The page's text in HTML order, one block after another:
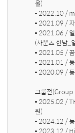
울)
▪ 2022.10 /
▪ 2021.09 /
▪ 2021.06 /
(사운즈 한남_
▪ 2021.05 / 꿈
▪ 2021.01 / 동
▪ 2020.09 / 동
그룹전
▪ 2025.02 /
원)
▪ 2024.12 /
▪ 2023.12 /